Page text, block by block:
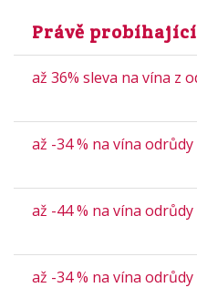
Právě probíhající
až 36% sleva na vína z
až -34 % na vína
až -44 % na vína
až -34 % na vína